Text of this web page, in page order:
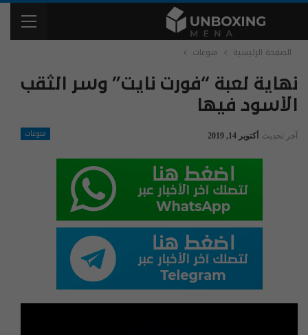
الصفحة الرئيسية منوعات
نهاية لعبة “فورت نايت” وسر الثقب
الأسود فيها
منوعات آخر تحديث أكتوبر 14, 2019